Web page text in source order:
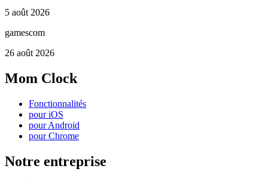
5 août 2026
gamescom
26 août 2026
Mom Clock
Fonctionnalités
pour iOS
pour Android
pour Chrome
Notre entreprise